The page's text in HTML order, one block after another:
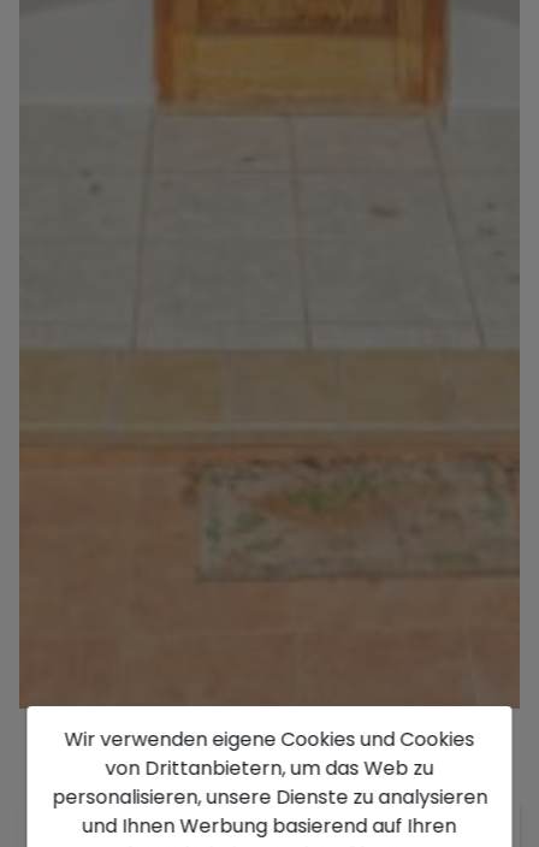
Beschreibung
Diese schöne, traditionelle Villa befindet sich in
Wir verwenden eigene Cookies und Cookies
von Drittanbietern, um das Web zu
personalisieren, unsere Dienste zu analysieren
und Ihnen Werbung basierend auf Ihren